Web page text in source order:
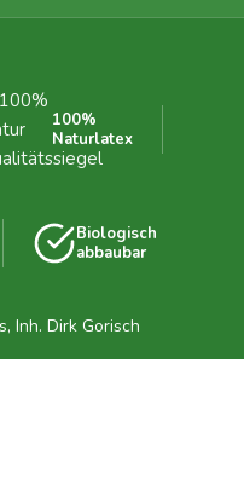
100%
Naturlatex
Biologisch
abbaubar
Inh. Dirk Gorisch